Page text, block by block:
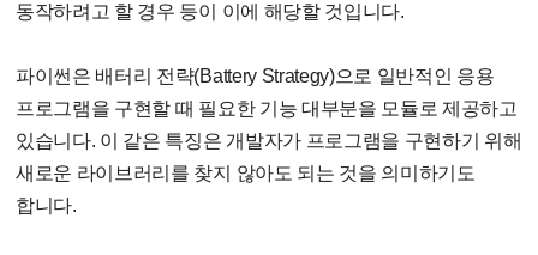
동작하려고 할 경우 등이 이에 해당할 것입니다.
파이썬은 배터리 전략(Battery Strategy)으로 일반적인 응용
프로그램을 구현할 때 필요한 기능 대부분을 모듈로 제공하고
있습니다. 이 같은 특징은 개발자가 프로그램을 구현하기 위해
새로운 라이브러리를 찾지 않아도 되는 것을 의미하기도
합니다.